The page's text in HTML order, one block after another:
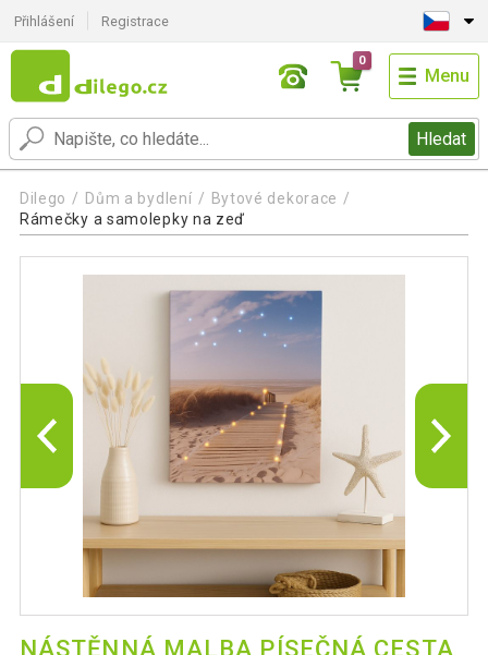
Přihlášení Registrace
Hledat
0
Menu
Dilego Dům a bydlení
Bytové dekorace
Rámečky a samolepky na zeď
NÁSTĚNNÁ MALBA PÍSEČNÁ CESTA